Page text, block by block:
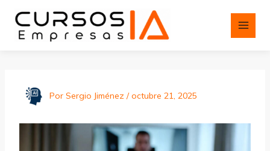
Por Sergio Jiménez /octubre 21, 2025